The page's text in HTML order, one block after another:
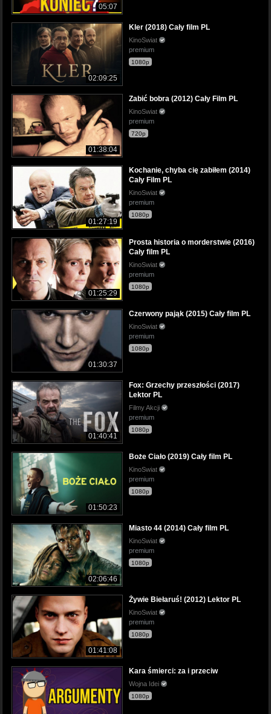
05:07
02:09:25
Kler (2018) Cały film PL
KinoSwiat
premium
1080p
01:38:04
Zabić bobra (2012) Cały Film PL
KinoSwiat
premium
720p
01:27:19
Kochanie, chyba cię zabiłem (2014)
Cały Film PL
KinoSwiat
premium
1080p
01:25:29
Prosta historia o morderstwie (2016)
Cały film PL
KinoSwiat
premium
1080p
01:30:37
Czerwony pająk (2015) Cały film PL
KinoSwiat
premium
1080p
01:40:41
Fox: Grzechy przeszłości (2017)
Lektor PL
Filmy Akcji
premium
1080p
01:50:23
Boże Ciało (2019) Cały film PL
KinoSwiat
premium
1080p
02:06:46
Miasto 44 (2014) Cały film PL
KinoSwiat
premium
1080p
01:41:08
Żywie Biełaruś! (2012) Lektor PL
KinoSwiat
premium
1080p
Kara śmierci: za i przeciw
Wojna Idei
1080p